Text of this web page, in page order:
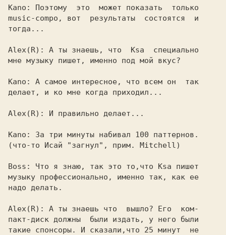
Kano: Поэтому  это  может показать  только
music-compo, вот  результаты  состоятся  и
тогда...
Alex(R): А ты знаешь, что Ksa специально
мне музыку пишет, именно под мой вкус?
Kano: А самое интересное, что всем он  так
делает, и ко мне когда приходил...
Alex(R): И правильно делает...
Кano: За три минуты набивал 100 паттернов.
(что-то Исай "загнул", прим. Mitchell)
Boss: Что я знаю, так это то,что Ksa пишет
музыку профессионально, именно так, как ее
надо делать.
Alex(R): А ты знаешь что  вышло? Его  ком-
пакт-диск должны  были издать, у него были
такие спонсоры. И сказали,что 25 минут  не